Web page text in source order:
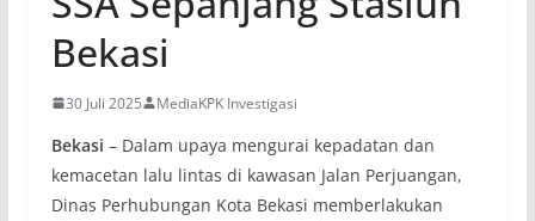
Bekasi
30 Juli 2025 MediaKPK Investigasi
Bekasi – Dalam upaya mengurai kepadatan dan
kemacetan lalu lintas di kawasan Jalan Perjuangan,
Dinas Perhubungan Kota Bekasi memberlakukan